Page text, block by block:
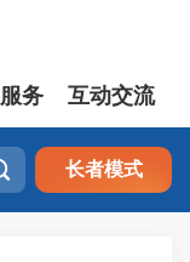
务 互动交流
长者模式